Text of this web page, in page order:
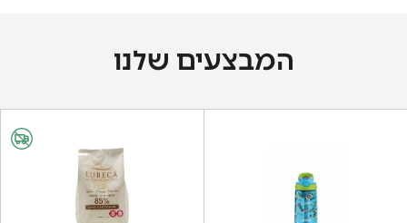
המבצעים שלנו